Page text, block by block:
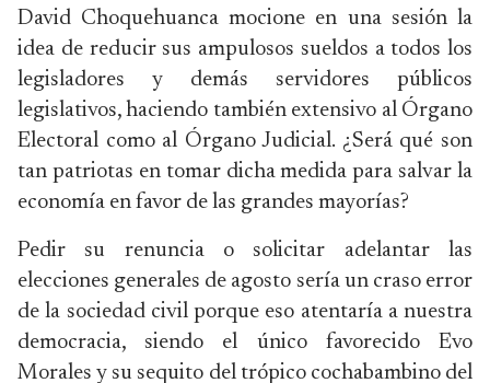
David Choquehuanca mocione en una sesión la
idea de reducir sus ampulosos sueldos a todos los
legisladores y demás servidores públicos
legislativos, haciendo también extensivo al Órgano
Electoral como al Órgano Judicial. ¿Será qué son
tan patriotas en tomar dicha medida para salvar la
economía en favor de las grandes mayorías?
Pedir su renuncia o solicitar adelantar las
elecciones generales de agosto sería un craso error
de la sociedad civil porque eso atentaría a nuestra
democracia, siendo el único favorecido Evo
Morales y su sequito del trópico cochabambino del